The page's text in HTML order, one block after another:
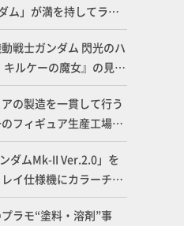
ペールフレッシュ
ボークス ファレホ
ム」が満を持してライ
ウェイブライダーへの
どおりのプロポーショ
機動戦士Zガンダム】
戦士ガンダム 閃光のハ
キルケーの魔女』の見放
月31日（月）よりスタ
Videoで国内独占配
の製造を一貫して行う
フィギュア生産工場グ
ルカンパニーの楽月・
に突撃！谷本工場長への
ーと『PLAMAX AAAヴ
続報も！
ンダムMk-II Ver.2.0」を
イ仕様機にカラーチェ
カー塗料の定番技法を
だけでハイクオリティの
プラモ“塗料・溶剤”事